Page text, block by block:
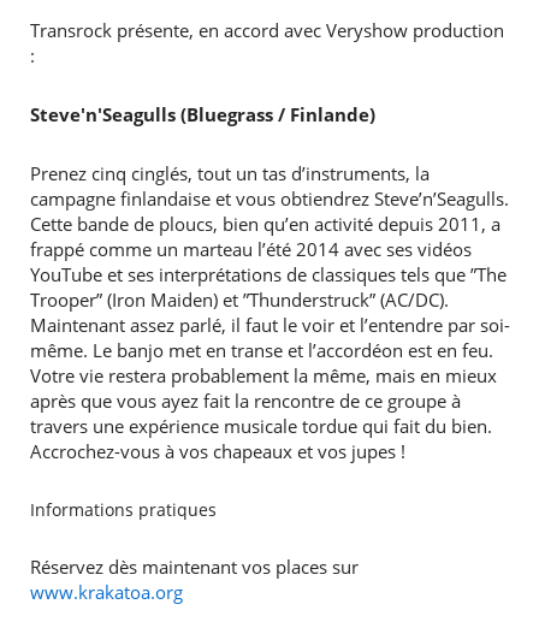
Transrock présente, en accord avec Veryshow production
:
Steve'n'Seagulls (Bluegrass / Finlande)
Prenez cinq cinglés, tout un tas d’instruments, la
campagne finlandaise et vous obtiendrez Steve’n’Seagulls.
Cette bande de ploucs, bien qu’en activité depuis 2011, a
frappé comme un marteau l’été 2014 avec ses vidéos
YouTube et ses interprétations de classiques tels que ”The
Trooper” (Iron Maiden) et ”Thunderstruck” (AC/DC).
Maintenant assez parlé, il faut le voir et l’entendre par soi-
même. Le banjo met en transe et l’accordéon est en feu.
Votre vie restera probablement la même, mais en mieux
après que vous ayez fait la rencontre de ce groupe à
travers une expérience musicale tordue qui fait du bien.
Accrochez-vous à vos chapeaux et vos jupes !
Informations pratiques
Réservez dès maintenant vos places sur
www.krakatoa.org